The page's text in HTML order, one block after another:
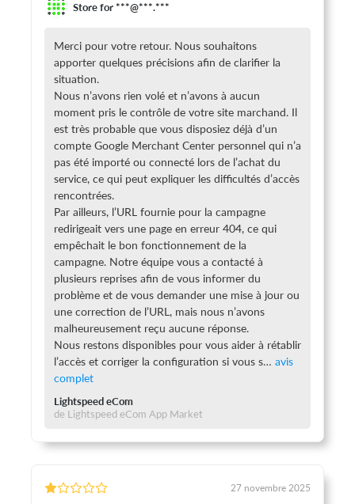
Store for ***@***.***
Merci pour votre retour. Nous souhaitons
apporter quelques précisions afin de clarifier la
situation.
Nous n’avons rien volé et n’avons à aucun
moment pris le contrôle de votre site marchand. Il
est très probable que vous disposiez déjà d’un
compte Google Merchant Center personnel qui n’a
pas été importé ou connecté lors de l’achat du
service, ce qui peut expliquer les difficultés d’accès
rencontrées.
Par ailleurs, l’URL fournie pour la campagne
redirigeait vers une page en erreur 404, ce qui
empêchait le bon fonctionnement de la
campagne. Notre équipe vous a contacté à
plusieurs reprises afin de vous informer du
problème et de vous demander une mise à jour ou
une correction de l’URL, mais nous n’avons
malheureusement reçu aucune réponse.
Nous restons disponibles pour vous aider à rétablir
l’accès et corriger la configuration si vous s
Lightspeed eCom
de Lightspeed eCom App Market
27 novembre 2025